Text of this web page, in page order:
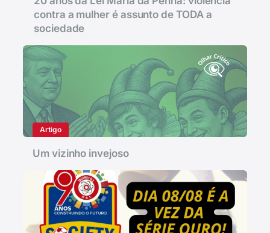
contra a mulher é assunto de TODA a
sociedade
Artigo
Um vizinho invejoso